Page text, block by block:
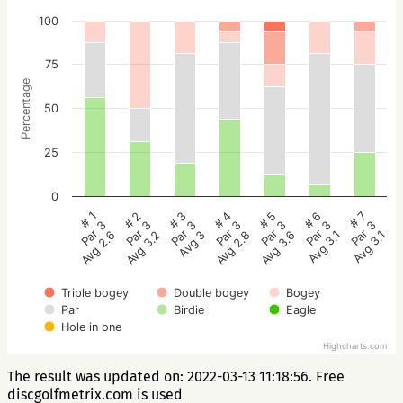
Percentage
Triple bogey Double bogey
Bogey
Par
Birdie
Eagle
Hole in one
# 1
Par 3
Avg 2.6
# 2
Par 3
Avg 3.2
# 3
Par 3
Avg 3
# 4
Par 3
Avg 2.8
# 5
Par 3
Avg 3.6
# 6
Par 3
Avg 3.1
# 7
Par 3
Avg 3.1
0
25
50
75
100
Highcharts.com
The result was updated on: 2022-03-13 11:18:56. Free
discgolfmetrix.com is used